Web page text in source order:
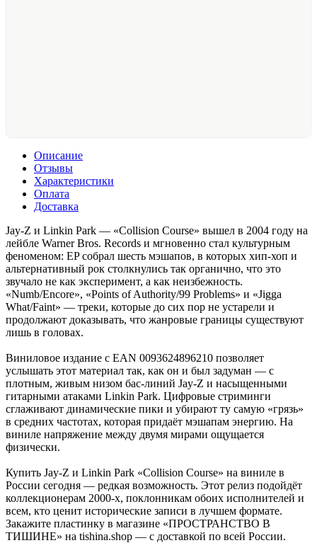
Описание
Отзывы
Характеристики
Оплата
Доставка
Jay-Z и Linkin Park — «Collision Course» вышел в 2004 году на
лейбле Warner Bros. Records и мгновенно стал культурным
феноменом: EP собрал шесть мэшапов, в которых хип-хоп и
альтернативный рок столкнулись так органично, что это
звучало не как эксперимент, а как неизбежность.
«Numb/Encore», «Points of Authority/99 Problems» и «Jigga
What/Faint» — треки, которые до сих пор не устарели и
продолжают доказывать, что жанровые границы существуют
лишь в головах.
Виниловое издание с EAN 0093624896210 позволяет
услышать этот материал так, как он и был задуман — с
плотным, живым низом бас-линий Jay-Z и насыщенными
гитарными атаками Linkin Park. Цифровые стриминги
сглаживают динамические пики и убирают ту самую «грязь»
в средних частотах, которая придаёт мэшапам энергию. На
виниле напряжение между двумя мирами ощущается
физически.
Купить Jay-Z и Linkin Park «Collision Course» на виниле в
России сегодня — редкая возможность. Этот релиз подойдёт
коллекционерам 2000-х, поклонникам обоих исполнителей и
всем, кто ценит исторические записи в лучшем формате.
Закажите пластинку в магазине «ПРОСТРАНСТВО В
ТИШИНЕ» на tishina.shop — с доставкой по всей России.